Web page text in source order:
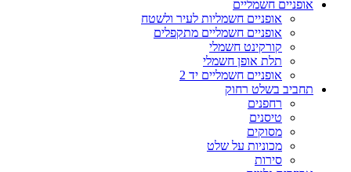
אופניים חשמליים
אופניים חשמליות לעיר ולשטח
אופניים חשמליים מתקפלים
קורקינט חשמלי
תלת אופן חשמלי
אופניים חשמליים יד 2
תחביב בשלט רחוק
רחפנים
טיסנים
מסוקים
מכוניות על שלט
סירות